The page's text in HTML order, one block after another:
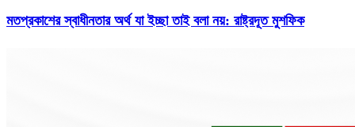
মতপ্রকাশের স্বাধীনতার অর্থ যা ইচ্ছা তাই বলা নয়: রাষ্ট্রদূত মুশফিক